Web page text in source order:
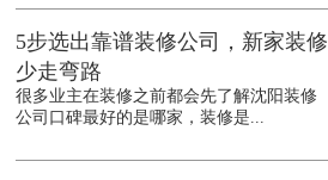
5步选出靠谱装修公司，新家装修
少走弯路
很多业主在装修之前都会先了解沈阳装修
公司口碑最好的是哪家，装修是...